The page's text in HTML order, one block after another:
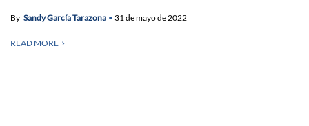
By Sandy García Tarazona 31 de mayo de 2022
READ MORE